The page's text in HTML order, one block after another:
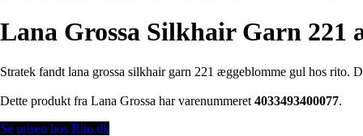
Lana Grossa Silkhair Garn 221
Stratek fandt lana grossa silkhair garn 221 æggeblomme gul hos rito.
Dette produkt fra Lana Grossa har varenummeret 4033493400077.
Se prisen hos Rito.dk